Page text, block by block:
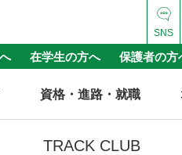
SNS
在学生の方へ 保護者の方
資格・進路・就職
TRACK CLUB